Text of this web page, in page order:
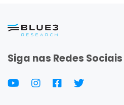
Siga nas Redes Sociais